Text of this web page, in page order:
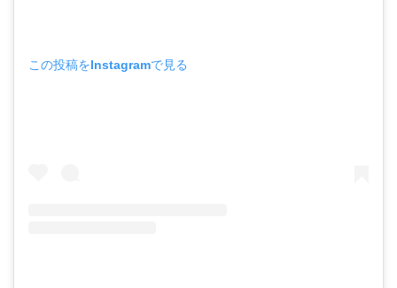
この投稿をInstagramで見る